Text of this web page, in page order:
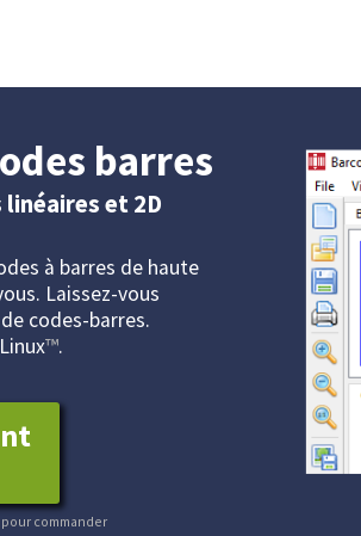
barres
linéaires et 2D
à barres de haute
Laissez-vous
codes-barres.
™.
commander